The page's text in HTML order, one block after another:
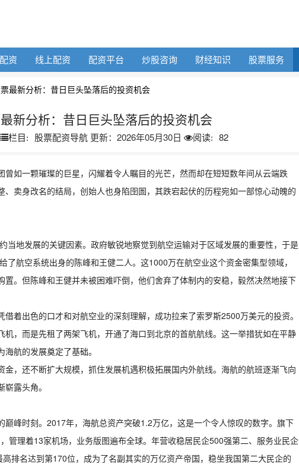
资 线上配资 配资平台 炒股咨询 财经知识 股票服务
最新分析：昔日巨头坠落后的投资机会
新分析：昔日巨头坠落后的投资机会
栏目: 股票配资导航 更新：2026年05月30日 阅读: 82
如一颗璀璨的巨星，闪耀着令人瞩目的光芒，然而却在短短数年间从云端跌
卖身改名的结局，创始人也身陷囹圄，其跌宕起伏的历程宛如一部惊心动魄的
当地发展的关键因素。政府敏锐地察觉到航空运输对于区域发展的重要性，于是
航空系统出身的陈峰和王健二人。这1000万在航空业这个资金密集型领域，
。但陈峰和王健并未被困难吓倒，他们舍弃了体制内的安稳，毅然决然地接下
着出色的口才和对航空业的深刻理解，成功拉来了索罗斯2500万美元的投资。
，而是先租了两架飞机，开通了海口到北京的首航航线。这一举措犹如在平静
航的发展奠定了基础。
，还不断扩大规模，抓住发展机遇积极拓展国内外航线。海航的航班逐渐飞向
露头角。
峰时刻。2017年，海航总资产突破1.2万亿，这是一个令人惊叹的数字。旗下
管理着13家机场，业务版图遍布全球。年营收稳居民企500强第二、服务业民企
排名达到第170位，成为了名副其实的万亿资产帝国，稳坐我国第二大民企的